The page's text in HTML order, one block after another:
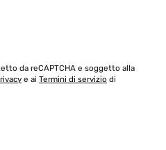
da reCAPTCHA e soggetto alla
e ai Termini di servizio di